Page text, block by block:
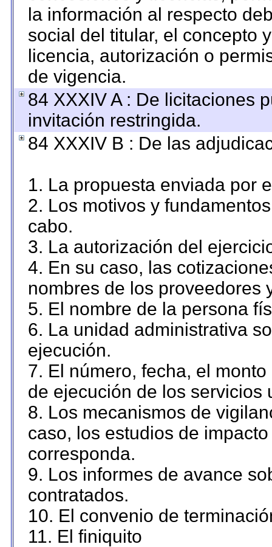
la información al respecto
social del titular, el concepto
licencia, autorización o
de vigencia.
84 XXXIV A : De licitaciones
invitación restringida.
84 XXXIV B : De las
1. La propuesta enviada por
2. Los motivos y
cabo.
3. La autorización del
4. En su caso, las
nombres de los proveedores
5. El nombre de la persona
6. La unidad administrativa
ejecución.
7. El número, fecha, el
de ejecución de los servicios
8. Los mecanismos de
caso, los estudios de
corresponda.
9. Los informes de avance
contratados.
10. El convenio de
11. El finiquito